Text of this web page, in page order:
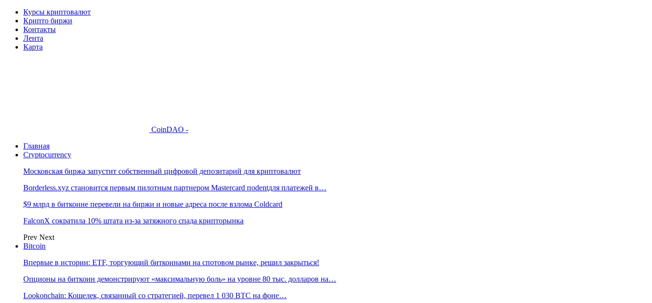
Курсы криптовалют
Крипто биржи
Контакты
Лента
Карта
CoinDAO -
Главная
Cryptocurrency
Московская биржа запустит собственный цифровой депозитарий для криптовалют
Borderless.xyz становится первым пилотным партнером Mastercard поdentдля платежей в…
$9 млрд в биткоине перевели на биржи и новые адреса после взлома Coldcard
FalconX сократила 10% штата из-за затяжного спада крипторынка
Prev Next
Bitcoin
Впервые в истории: ETF, торгующий биткоинами на спотовом рынке, решил закрыться!
Опционы на биткоин демонстрируют «максимальную боль» на уровне 80 тыс. долларов на…
Lookonchain: Кошелек, связанный со стратегией, перевел 1 030 BTC на фоне…